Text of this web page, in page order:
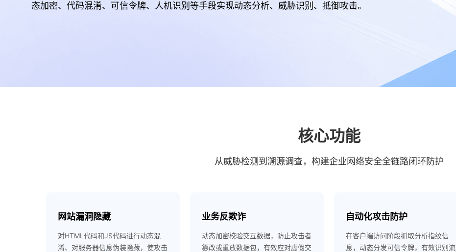
态加密、代码混淆、可信令牌、人机识别等手段实现动态分析、威胁识别、抵御攻击。
核心功能
从威胁检测到溯源调查，构建企业网络安全全链路闭环防护
网站漏洞隐藏
对HTML代码和JS代码进行动态混
淆、对服务器信息伪装隐藏，使攻击
业务反欺诈
动态加密校验交互数据，防止攻击者
篡改或重放数据包，有效应对虚假交
自动化攻击防护
在客户端访问阶段抓取分析指纹信
息，动态分发可信令牌，有效识别流